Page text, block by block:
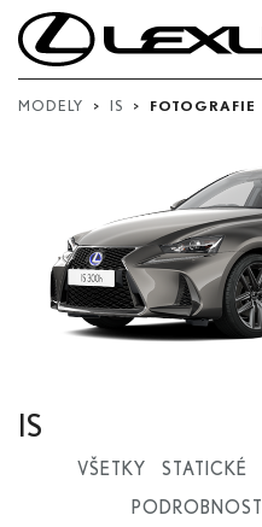
MODELY > IS > FOTOGRAFIE
IS
VŠETKY STATICKÉ
PODROBNOSTI
Upresnit'
podľa
Dátum ukončenia
Hľadať...